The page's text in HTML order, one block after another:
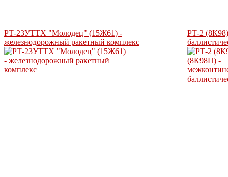
РТ-23УТТХ "Молодец" (15Ж61) -
железнодорожный ракетный комплекс
РТ-2